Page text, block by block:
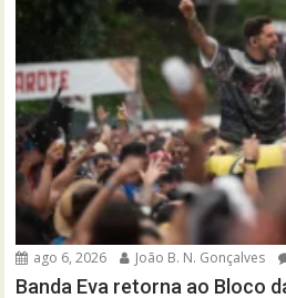
ago 6, 2026 João B. N. Gonçalves
Banda Eva retorna ao Bloco